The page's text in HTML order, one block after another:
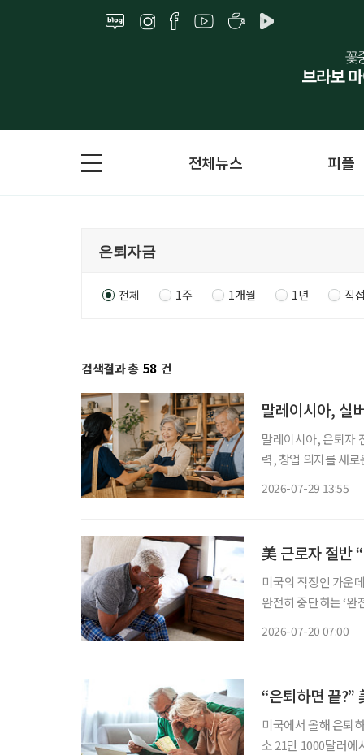
전체뉴스 피플
전체 1주 1개월 1년 직
검색결과 총 58 건
말레이시아, 실
말레이시아, 은퇴자 전용
력, 창업 의지를 새
2026-07-29 13:55
美 근로자 절반
미국의 직장인 가운
완전히 중단하는 ‘
2026-07-20 07:00
“은퇴하면 끝?”
미국에서 올해 은퇴
소 21만 1000달러에